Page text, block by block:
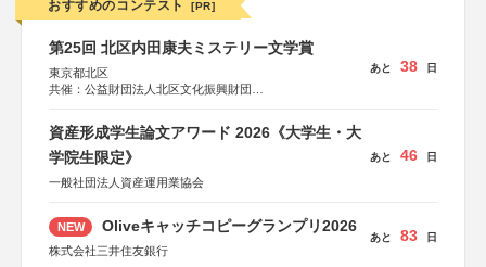
おすすめのコンテスト [PR]
第25回 北区内田康夫ミステリー文学賞
東京都北区
共催：公益財団法人北区文化振興財団
協賛：株式会社実業之日本社
あと 38 日
資産形成学生論文アワード 2026《大学生・大
学院生限定》
一般社団法人資産運用業協会
あと 46 日
NEW Oliveキャッチコピーグランプリ2026
株式会社三井住友銀行
あと 83 日